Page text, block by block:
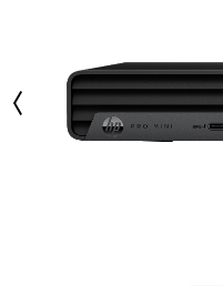
Support